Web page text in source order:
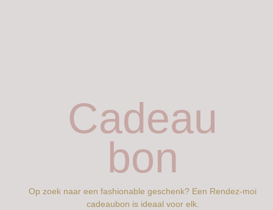
Cadeau
bon
Op zoek naar een fashionable geschenk? Een Rendez-moi
cadeaubon is ideaal voor elk.